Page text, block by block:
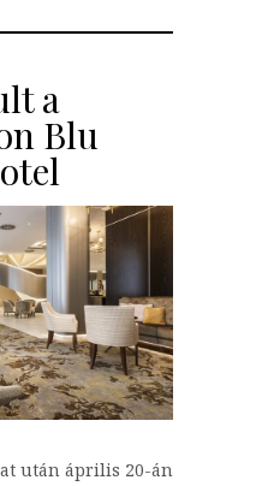
a
Blu
után április 20-án